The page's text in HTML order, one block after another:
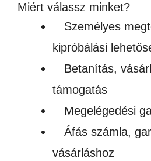
ÜVEG
POHÁR
475
ml
Miért válassz minket?
Személyes
kipróbálási
Betanítás,
támogatás
Megelégedési
Áfás számla,
vásárláshoz